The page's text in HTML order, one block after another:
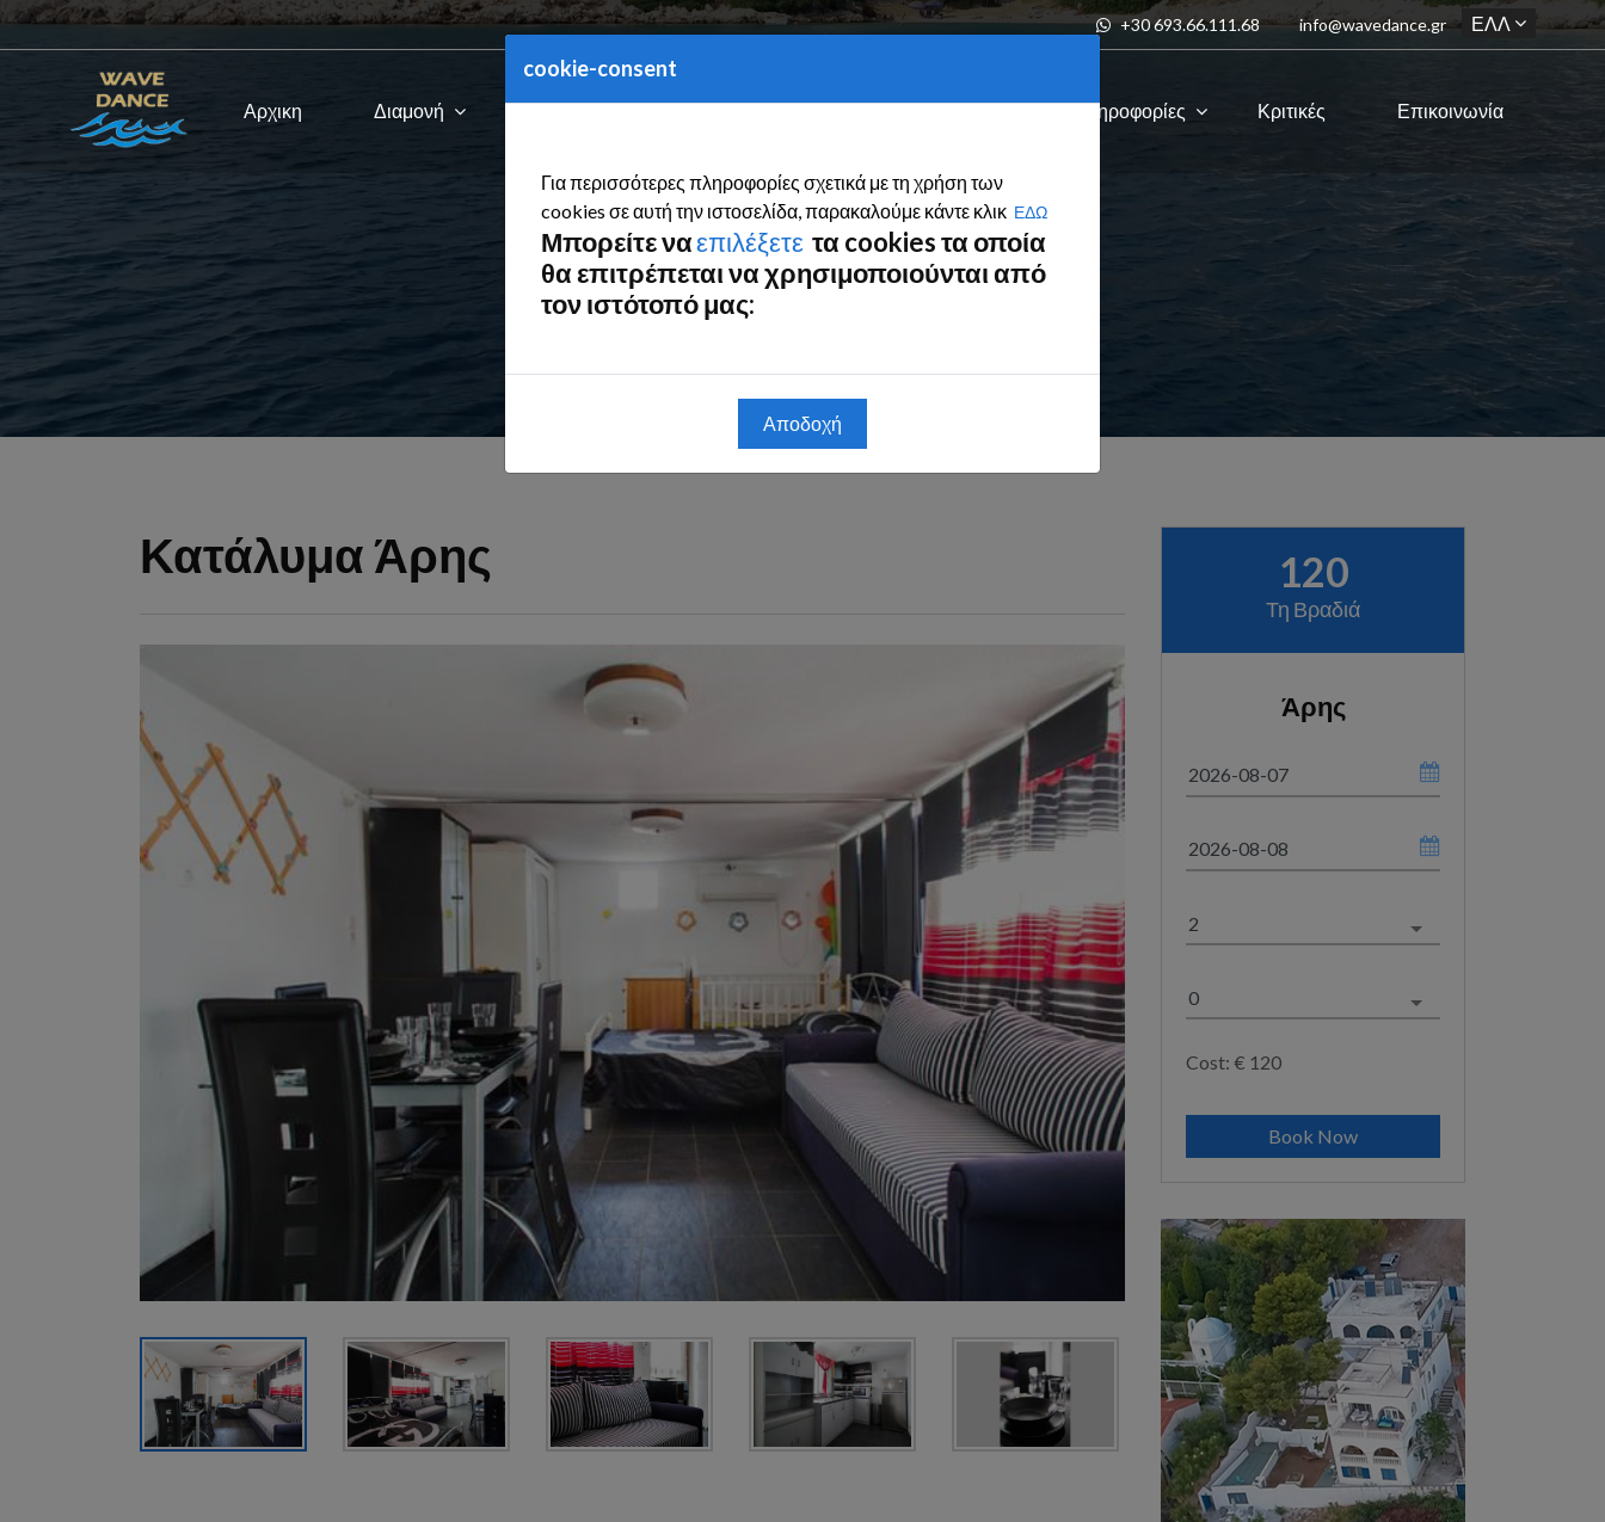
+30 693.66.111.68 info@wavedance.gr
Αρχικη Διαμονή Κρατήσεις Σαλαμίνα Αξιοθέατα Σαλαμίνας Πληροφορίες Κριτικές Επικοινωνία
Κατάλυμα Άρης
Κατάλυμα Άρης 120
Τη Βραδιά
Άρης
Cost: € 120
cookie-consent
Για περισσότερες πληροφορίες σχετικά με τη χρήση των
cookies σε αυτή την ιστοσελίδα, παρακαλούμε κάντε κλικ ΕΔΩ
Μπορείτε ναεπιλέξετε τα cookies τα οποία
θα επιτρέπεται να χρησιμοποιούνται από
τον ιστότοπό μας:
Αποδοχή